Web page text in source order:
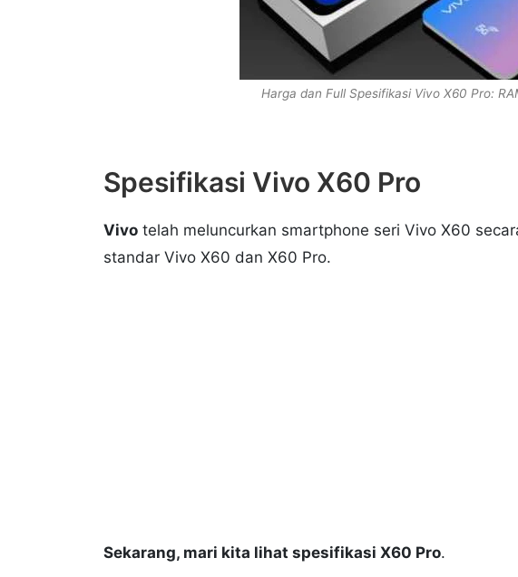
Harga dan Full Spesifikasi Vivo X60 Pro:
Spesifikasi Vivo X60 Pro
Vivo telah meluncurkan smartphone seri Vivo X60
standar Vivo X60 dan X60 Pro.
Sekarang, mari kita lihat spesifikasi X60 Pro.